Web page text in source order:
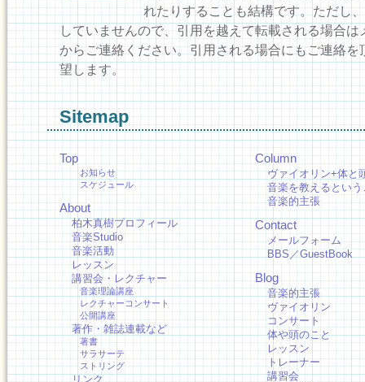
れたりすることも結構です。ただし
していませんので、引用を越えて転載される場合は
からご連絡ください。引用される場合にもご連絡を
望します。
Sitemap
Top
お知らせ
スケジュール
About
柏木真樹プロフィール
音楽Studio
音楽活動
レッスン
講習会・レクチャー
音楽理論講座
レクチャーコンサート
公開講座
著作・雑誌連載など
著書
サラサーテ
ストリング
リンク
Column
ヴァイオリン+体と
音楽を教えるという
音楽的主張
Contact
メールフォーム
BBS／GuestBook
Blog
音楽的主張
ヴァイオリン
コンサート
体や頭のこと
レッスン
トレーナー
講習会